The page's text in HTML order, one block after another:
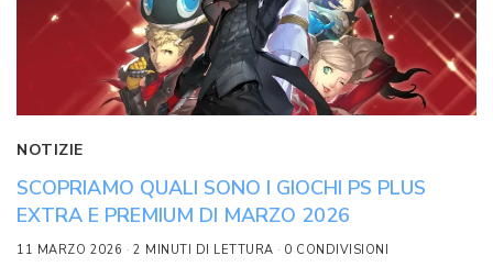
NOTIZIE
SCOPRIAMO QUALI SONO I GIOCHI PS PLUS
EXTRA E PREMIUM DI MARZO 2026
11 MARZO 2026 2 MINUTI DI LETTURA 0 CONDIVISIONI